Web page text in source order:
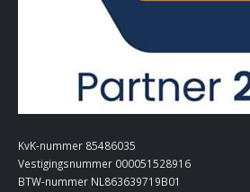
KvK-nummer 85486035
Vestigingsnummer 000051528916
BTW-nummer NL863639719B01